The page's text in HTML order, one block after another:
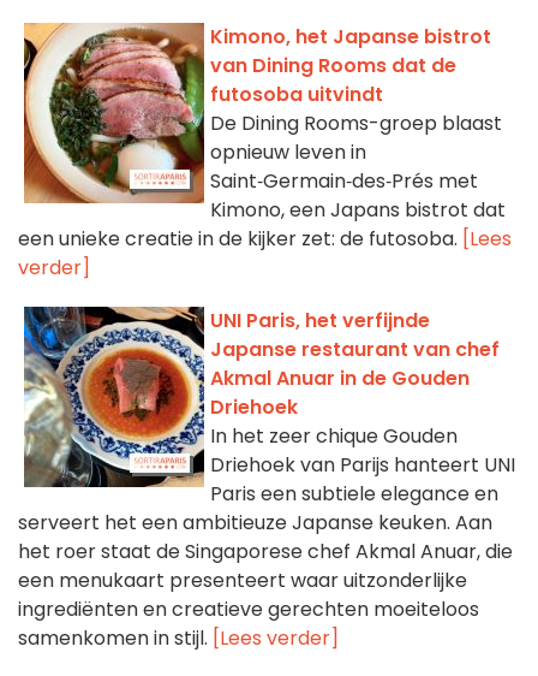
Kimono, het Japanse bistrot
van Dining Rooms dat de
futosoba uitvindt
De Dining Rooms-groep blaast
opnieuw leven in
Saint‑Germain‑des‑Prés met
Kimono, een Japans bistrot dat
een unieke creatie in de kijker zet: de futosoba. [Lees
verder]
UNI Paris, het verfijnde
Japanse restaurant van chef
Akmal Anuar in de Gouden
Driehoek
In het zeer chique Gouden
Driehoek van Parijs hanteert UNI
Paris een subtiele elegance en
serveert het een ambitieuze Japanse keuken. Aan
het roer staat de Singaporese chef Akmal Anuar, die
een menukaart presenteert waar uitzonderlijke
ingrediënten en creatieve gerechten moeiteloos
samenkomen in stijl. [Lees verder]